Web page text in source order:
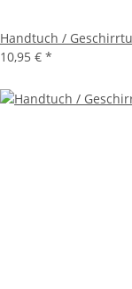
Handtuch /
10,95 € *